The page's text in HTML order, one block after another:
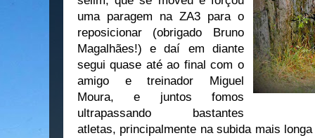
uma paragem na ZA3 para o
reposicionar (obrigado Bruno
Magalhães!) e daí em diante
segui quase até ao final com o
amigo e treinador Miguel
Moura, e juntos fomos
ultrapassando bastantes
atletas, principalmente na subida mais